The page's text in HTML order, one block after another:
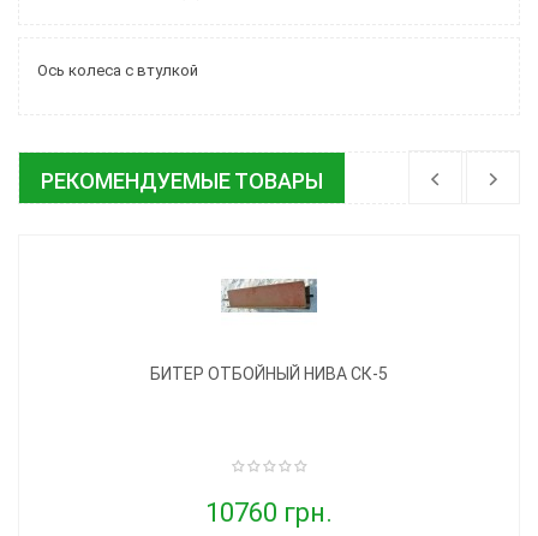
Ось колеса с втулкой
РЕКОМЕНДУЕМЫЕ ТОВАРЫ
БИТЕР ОТБОЙНЫЙ НИВА СК-5
10760 грн.